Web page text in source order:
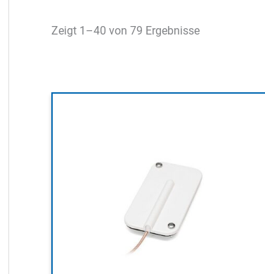
Zeigt 1–40 von 79 Ergebnisse